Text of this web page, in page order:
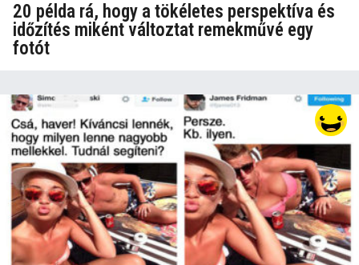
20 példa rá, hogy a tökéletes perspektíva és
időzítés miként változtat remekművé egy
fotót